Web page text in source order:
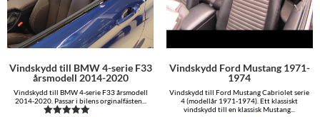
Vindskydd till BMW 4-serie F33
årsmodell 2014-2020
Vindskydd till BMW 4-serie F33 årsmodell
2014-2020. Passar i bilens orginalfästen...
Vindskydd Ford Mustang 1971-
1974
Vindskydd till Ford Mustang Cabriolet serie
4 (modellår 1971-1974). Ett klassiskt
vindskydd till en klassisk Mustang...